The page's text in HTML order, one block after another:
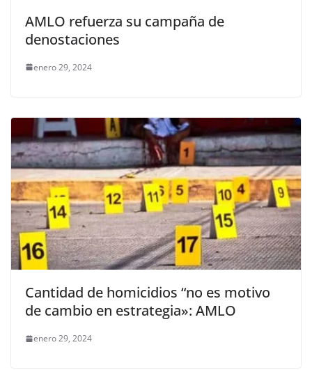
AMLO refuerza su campaña de
denostaciones
enero 29, 2024
Cantidad de homicidios “no es motivo
de cambio en estrategia»: AMLO
enero 29, 2024